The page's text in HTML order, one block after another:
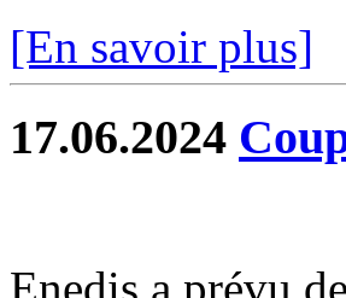
[En savoir plus]
17.06.2024